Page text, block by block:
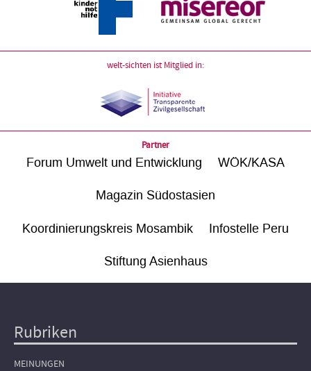
welt-sichten ist Mitglied in:
Partner
Forum Umwelt und Entwicklung WÖK/KASA
Magazin Südostasien
Koordinierungskreis Mosambik Infostelle Peru
Stiftung Asienhaus
Hauptnavigation
Rubriken
MEINUNGEN